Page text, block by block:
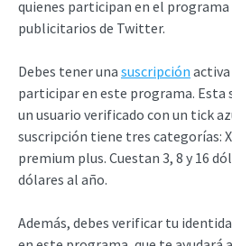
quienes participan en el
publicitarios de Twitter.
Debes tener una suscripción activa
participar en este programa. Esta
un usuario verificado con un tick
suscripción tiene tres categorías:
premium plus. Cuestan 3, 8 y 16
dólares al año.
Además, debes verificar tu